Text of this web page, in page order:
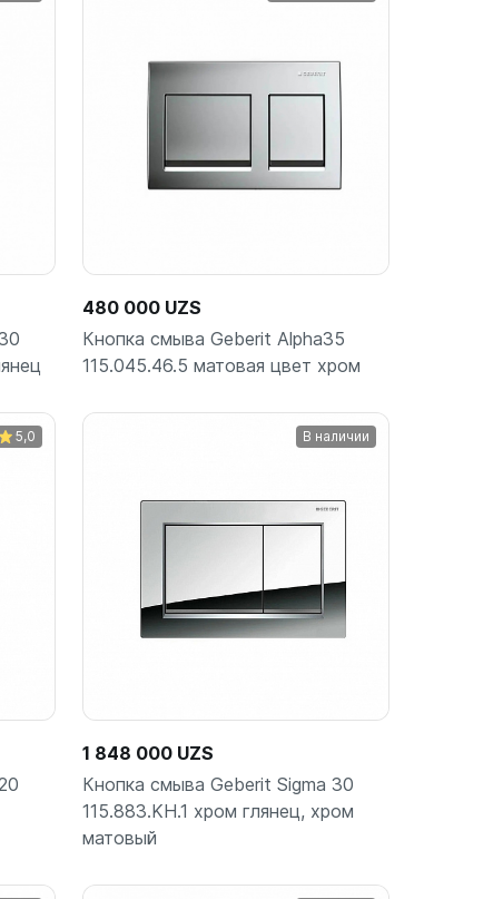
480 000 UZS
Кнопка смыва Geberit Alpha35
115.045.46.5 матовая цвет хром
5,0 В наличии
1 848 000 UZS
Кнопка смыва Geberit Sigma 30
115.883.KH.1 хром глянец, хром
матовый